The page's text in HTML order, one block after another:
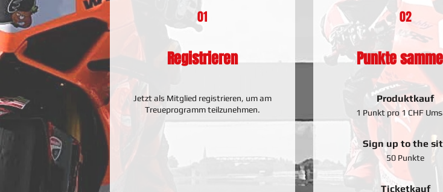
01
Registrieren
Jetzt als Mitglied registrieren, um am
Treueprogramm teilzunehmen.
02
Punkte
Produktkauf
1 Punkt pro 1 CHF
Sign up to the
50 Punkte
Ticketkauf